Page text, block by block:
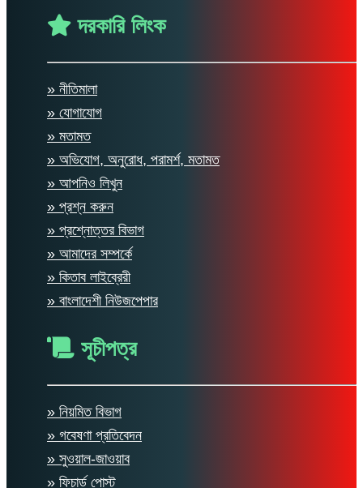
দরকারি লিংক
» নীতিমালা
» যোগাযোগ
» মতামত
» অভিযোগ, অনুরোধ, পরামর্শ, মতামত
» আপনিও লিখুন
» প্রশ্ন করুন
» প্রশ্নোত্তর বিভাগ
» আমাদের সম্পর্কে
» কিতাব লাইব্রেরী
» বাংলাদেশী নিউজপেপার
সূচীপত্র
» নিয়মিত বিভাগ
» গবেষণা প্রতিবেদন
» সুওয়াল-জাওয়াব
» ফিচার্ড পোস্ট